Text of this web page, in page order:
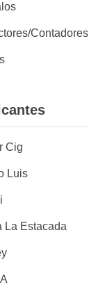
Contadores
Cig
Luis
La Estacada